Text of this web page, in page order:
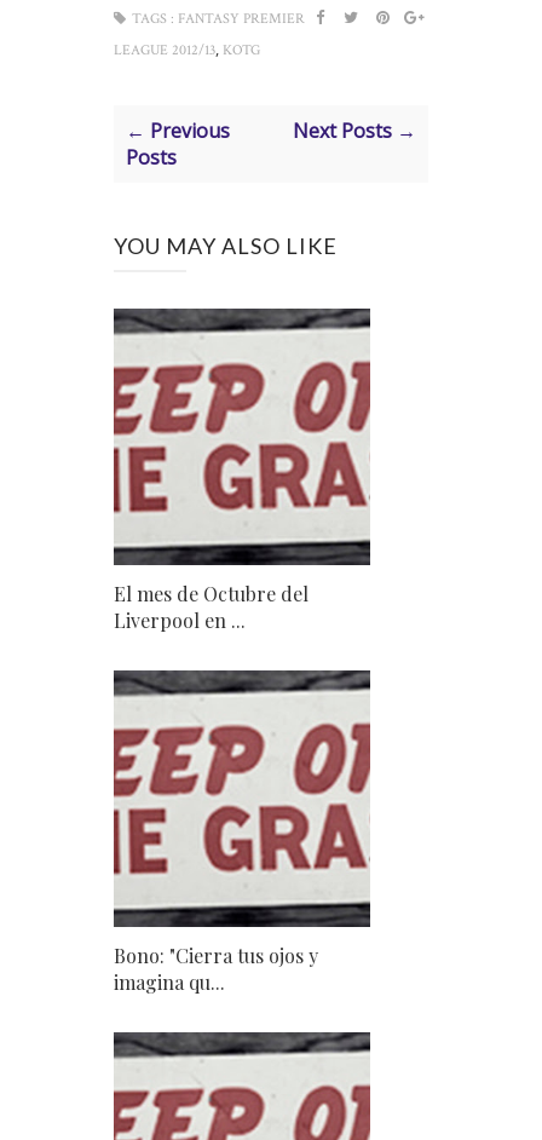
TAGS : FANTASY PREMIER
LEAGUE 2012/13, KOTG
← Previous
Posts
Next Posts →
YOU MAY ALSO LIKE
El mes de Octubre del
Liverpool en ...
Bono: "Cierra tus ojos y
imagina qu...